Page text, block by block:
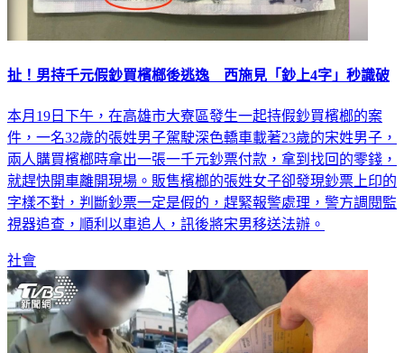
扯！男持千元假鈔買檳榔後逃逸 西施見「鈔上4字」秒識破
本月19日下午，在高雄市大寮區發生一起持假鈔買檳榔的案
件，一名32歲的張姓男子駕駛深色轎車載著23歲的宋姓男子，
兩人購買檳榔時拿出一張一千元鈔票付款，拿到找回的零錢，
就趕快開車離開現場。販售檳榔的張姓女子卻發現鈔票上印的
字樣不對，判斷鈔票一定是假的，趕緊報警處理，警方調閱監
視器追查，順利以車追人，訊後將宋男移送法辦。
社會